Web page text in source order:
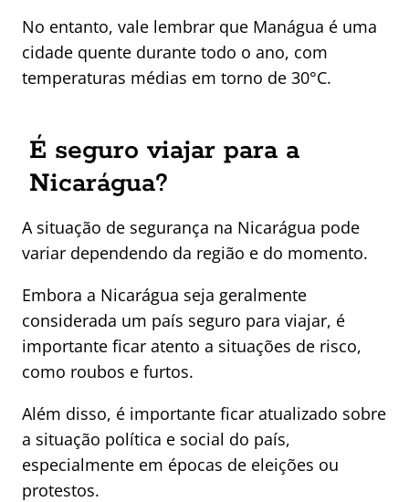
No entanto, vale lembrar que Manágua é uma
cidade quente durante todo o ano, com
temperaturas médias em torno de 30°C.
É seguro viajar para a
Nicarágua?
A situação de segurança na Nicarágua pode
variar dependendo da região e do momento.
Embora a Nicarágua seja geralmente
considerada um país seguro para viajar, é
importante ficar atento a situações de risco,
como roubos e furtos.
Além disso, é importante ficar atualizado sobre
a situação política e social do país,
especialmente em épocas de eleições ou
protestos.